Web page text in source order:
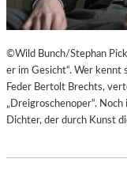
©Wild Bunch/Stephan
er im Gesicht“. Wer kennt
Feder Bertolt Brechts,
„Dreigroschenoper“.
Dichter, der durch Kunst